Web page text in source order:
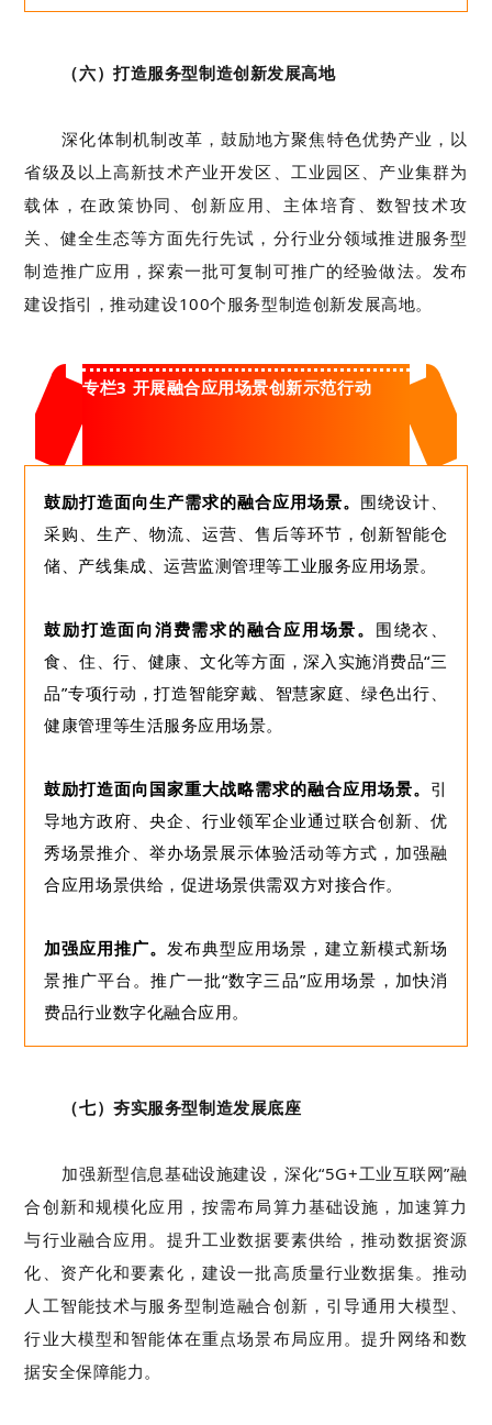
（六）打造服务型制造创新发展高地
深化体制机制改革，鼓励地方聚焦特色优势产业，以
省级及以上高新技术产业开发区、 工业园区
、产业集群为
载体，在政策协同、创新应用、主体培育、数智技术攻
关、健全生态等方面先行先试， 分行业分领域推进服务型
制造推广应用，探索一批可复制可推广的经验做法。 发布
建设指引 ，推动建设100个服务型制造创新发展高地。
专栏3 开展融合应用场景创新示范行动
鼓励打造面向生产需求的融合应用场景。 围绕设计、
采购、生产、物流、运营、售后等环节，创新智能仓
储、产线集成、运营监测管理等工业服务应用场景。
鼓励打造面向消费需求的融合应用场景。 围绕衣、
食、住、行、健康、文化等方面，深入实施消费品“三
品”专项行动，打造智能穿戴、智慧家庭、绿色出行、
健康管理等生活服务应用场景。
鼓励打造面向国家重大战略需求的融合应用场景。 引
导地方政府、央企、行业领军企业通过联合创新、优
秀场景推介、举办场景展示体验活动等方式，加强融
合应用场景供给，促进场景供需双方对接合作。
加强应用推广。 发布典型应用场景，建立新模式新场
景推广平台。推广一批“数字三品”应用场景，加快消
费品行业数字化融合应用。
（七）夯实服务型制造发展底座
加强新型信息基础设施建设，深化“5G+工业互联网”融
合创新和规模化应用， 按需布局算力基础设施，加速算力
与行业融合应用。 提升工业数据要素供给，推动数据资源
化、资产化和要素化 ，建设一批高质量行业数据集。 推动
人工智能技术与服务型制造融合创新，引导通用大模型、
行业大模型和智能体在重点场景布局应用。提升网络和数
据安全保障能力 。